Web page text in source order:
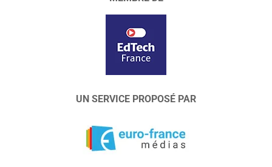
UN SERVICE PROPOSÉ PAR